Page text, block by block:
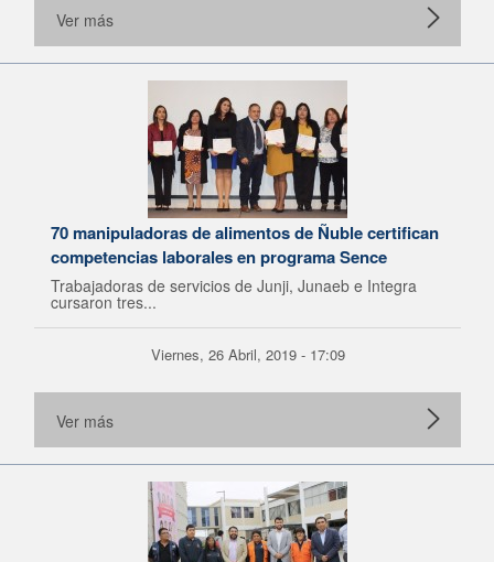
Ver más
70 manipuladoras de alimentos de Ñuble certifican
competencias laborales en programa Sence
Trabajadoras de servicios de Junji, Junaeb e Integra
cursaron tres...
Viernes, 26 Abril, 2019 - 17:09
Ver más